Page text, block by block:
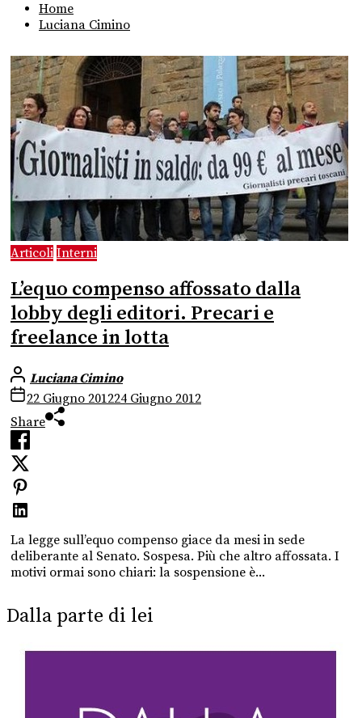
Home
Luciana Cimino
Articoli Interni
L’equo compenso affossato dalla
lobby degli editori. Precari e
freelance in lotta
Luciana Cimino
22 Giugno 201224 Giugno 2012
Share
La legge sull’equo compenso giace da mesi in sede
deliberante al Senato. Sospesa. Più che altro affossata. I
motivi ormai sono chiari: la sospensione è...
Dalla parte di lei